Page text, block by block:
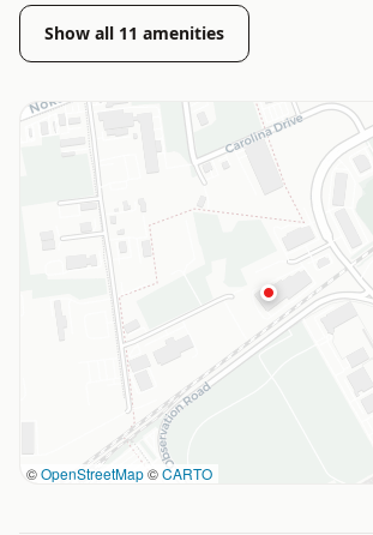
Show all 11 amenities
©OpenStreetMap©CARTO